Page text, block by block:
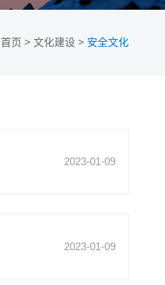
首页 > 文化建设 > 安全文化
2023-01-09
2023-01-09